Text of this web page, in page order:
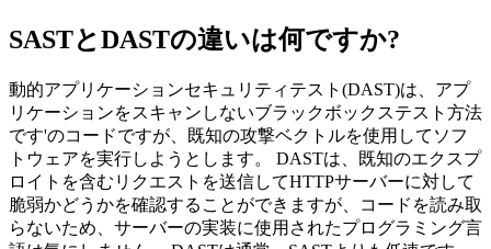
SASTとDASTの違いは何ですか?
動的アプリケーションセキュリティテスト(DAST)は、アプ
リケーションをスキャンしないブラックボックステスト方法
です'のコードですが、既知の攻撃ベクトルを使用してソフ
トウェアを実行しようとします。 DASTは、既知のエクスプ
ロイトを含むリクエストを送信してHTTPサーバーに対して
脆弱かどうかを確認することができますが、コードを読み取
らないため、サーバーの実装に使用されたプログラミング言